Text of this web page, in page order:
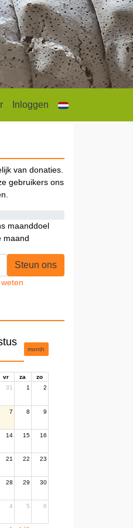
Inloggen
van donaties.
gebruikers ons
maanddoel
maand
Steun ons
month
vr za
zo
31 1 2
7 8 9
14 15 16
21 22 23
28 29 30
4 5 6